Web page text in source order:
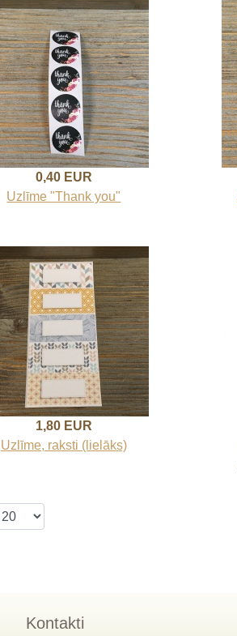
0,40 EUR
Uzlīme "Thank you"
1,80 EUR
Uzlīme, raksti (lielāks)
Kontakti